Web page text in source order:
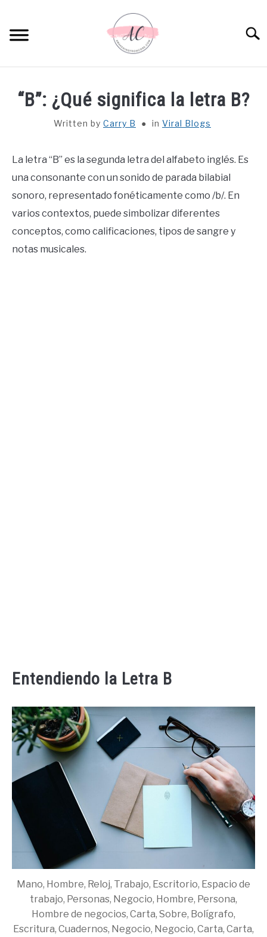
content
BIBLICAL MEANINGS
ASTROLOGY
DECOR AND THANKSGIVING IDEAS
“B”: ¿Qué significa la letra B?
Written by Carry B in Viral Blogs
La letra “B” es la segunda letra del alfabeto inglés. Es
una consonante con un sonido de parada bilabial
sonoro, representado fonéticamente como /b/. En
varios contextos, puede simbolizar diferentes
conceptos, como calificaciones, tipos de sangre y
notas musicales.
Entendiendo la Letra B
Mano, Hombre, Reloj, Trabajo, Escritorio, Espacio de
trabajo, Personas, Negocio, Hombre, Persona,
Hombre de negocios, Carta, Sobre, Bolígrafo,
Escritura, Cuadernos, Negocio, Negocio, Carta, Carta,